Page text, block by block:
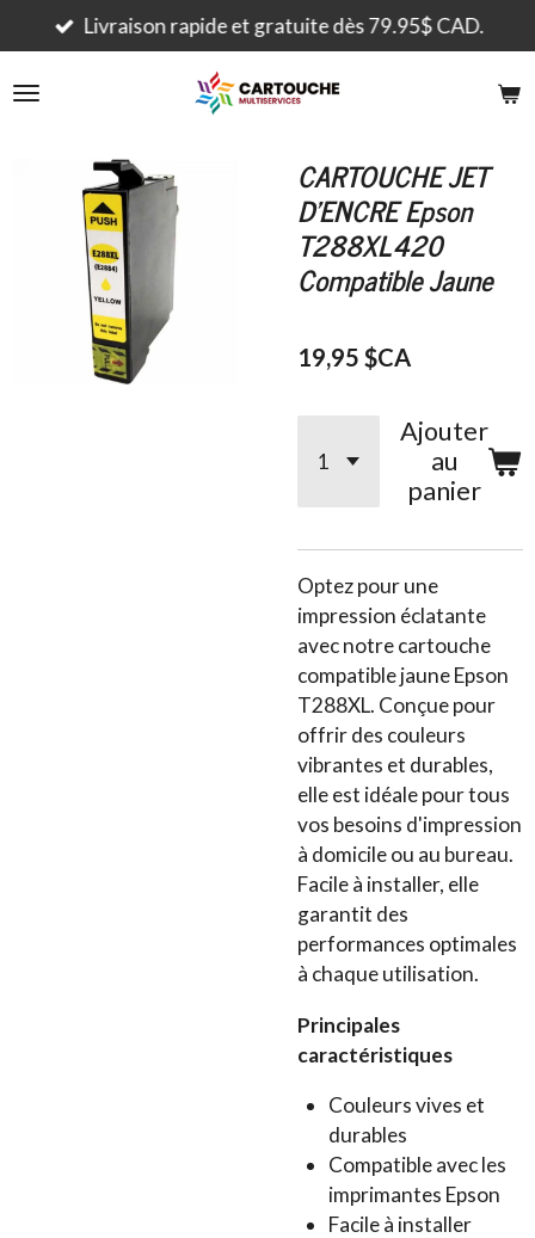
Passer
au
contenu
Livraison rapide et gratuite dès 79.95$ CAD.
CARTOUCHE JET
D'ENCRE Epson
T288XL420
Compatible Jaune
19,95 $CA
Ajouter
au
panier
Optez pour une
impression éclatante
avec notre cartouche
compatible jaune Epson
T288XL. Conçue pour
offrir des couleurs
vibrantes et durables,
elle est idéale pour tous
vos besoins d'impression
à domicile ou au bureau.
Facile à installer, elle
garantit des
performances optimales
à chaque utilisation.
Principales
caractéristiques
Couleurs vives et
durables
Compatible avec les
imprimantes Epson
Facile à installer